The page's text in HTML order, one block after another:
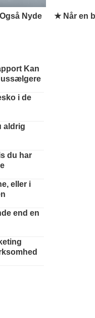
Nyde
★ Når en
Kan
i de
aldrig
du har
eller i
end en